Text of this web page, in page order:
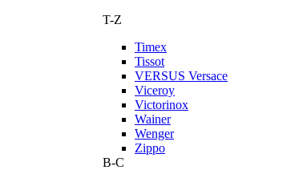
T-Z
Timex
Tissot
VERSUS Versace
Viceroy
Victorinox
Wainer
Wenger
Zippo
В-С